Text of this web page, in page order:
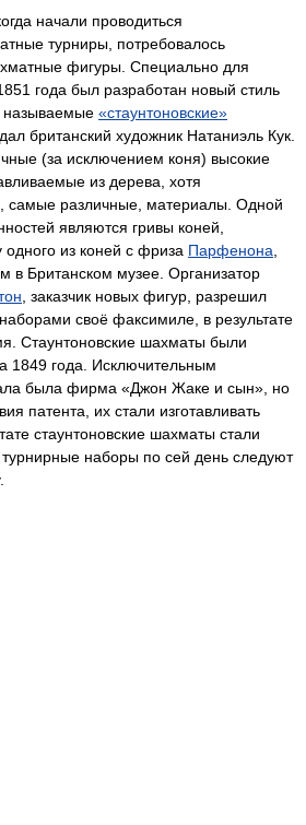
начали проводиться
турниры, потребовалось
фигуры. Специально для
года был разработан новый стиль
называемые «стаунтоновские»
британский художник Натаниэль Кук.
(за исключением коня) высокие
из дерева, хотя
самые различные, материалы. Одной
являются гривы коней,
из коней с фриза Парфенона,
в Британском музее. Организатор
, заказчик новых фигур, разрешил
своё факсимиле, в результате
Стаунтоновские шахматы были
1849 года. Исключительным
была фирма «Джон Жаке и сын», но
патента, их стали изготавливать
стаунтоновские шахматы стали
наборы по сей день следуют